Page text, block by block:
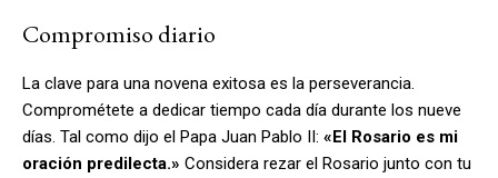
Compromiso diario
La clave para una novena exitosa es la perseverancia.
Comprométete a dedicar tiempo cada día durante los nueve
días. Tal como dijo el Papa Juan Pablo II: «El Rosario es mi
oración predilecta.» Considera rezar el Rosario junto con tu